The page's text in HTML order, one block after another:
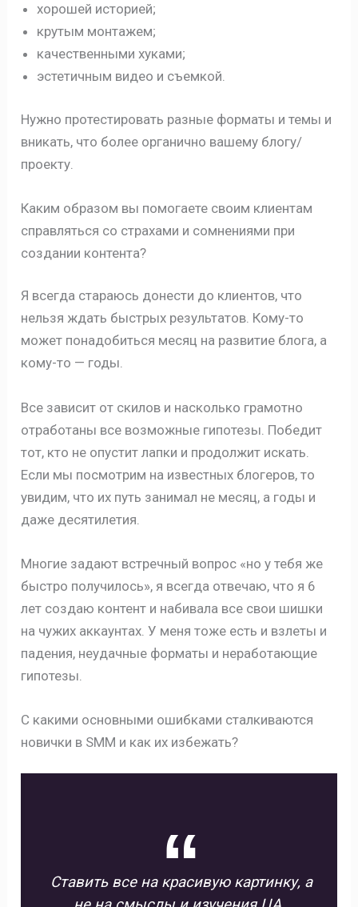
хорошей историей;
крутым монтажем;
качественными хуками;
эстетичным видео и съемкой.
Нужно протестировать разные форматы и темы и
вникать, что более органично вашему блогу/
проекту.
Каким образом вы помогаете своим клиентам
справляться со страхами и сомнениями при
создании контента?
Я всегда стараюсь донести до клиентов, что
нельзя ждать быстрых результатов. Кому-то
может понадобиться месяц на развитие блога, а
кому-то — годы.
Все зависит от скилов и насколько грамотно
отработаны все возможные гипотезы. Победит
тот, кто не опустит лапки и продолжит искать.
Если мы посмотрим на известных блогеров, то
увидим, что их путь занимал не месяц, а годы и
даже десятилетия.
Многие задают встречный вопрос «но у тебя же
быстро получилось», я всегда отвечаю, что я 6
лет создаю контент и набивала все свои шишки
на чужих аккаунтах. У меня тоже есть и взлеты и
падения, неудачные форматы и неработающие
гипотезы.
С какими основными ошибками сталкиваются
новички в SMM и как их избежать?
Ставить все на красивую картинку, а